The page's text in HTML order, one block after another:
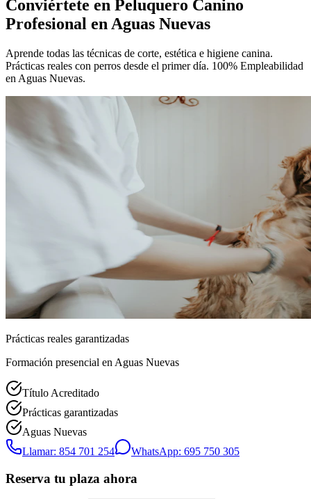
Conviértete en Peluquero Canino
Profesional en Aguas Nuevas
Aprende todas las técnicas de corte, estética e higiene canina.
Prácticas reales con perros desde el primer día. 100% Empleabilidad
en Aguas Nuevas.
Prácticas reales garantizadas
Formación presencial en Aguas Nuevas
Título Acreditado
Prácticas garantizadas
Aguas Nuevas
Llamar: 854 701 254
WhatsApp: 695 750 305
Reserva tu plaza ahora